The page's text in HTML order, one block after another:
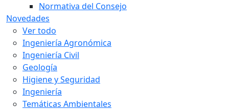
Normativa del Consejo
Novedades
Ver todo
Ingeniería Agronómica
Ingeniería Civil
Geología
Higiene y Seguridad
Ingeniería
Temáticas Ambientales